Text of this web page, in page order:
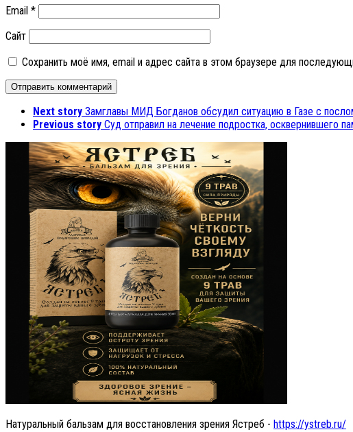
Email *
Сайт
Сохранить моё имя, email и адрес сайта в этом браузере для
Next story Замглавы МИД Богданов обсудил ситуацию в Газе с
Previous story Суд отправил на лечение подростка, осквернившего
Натуральный бальзам для восстановления зрения Ястреб - https://ystreb.ru/